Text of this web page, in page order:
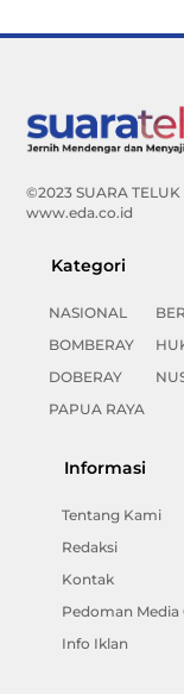
©2023 SUARA
www.eda.co.id
Kategori
NASIONAL
BOMBERAY
DOBERAY
PAPUA RAYA
Informasi
Tentang Kami
Redaksi
Kontak
Pedoman Media
Info Iklan